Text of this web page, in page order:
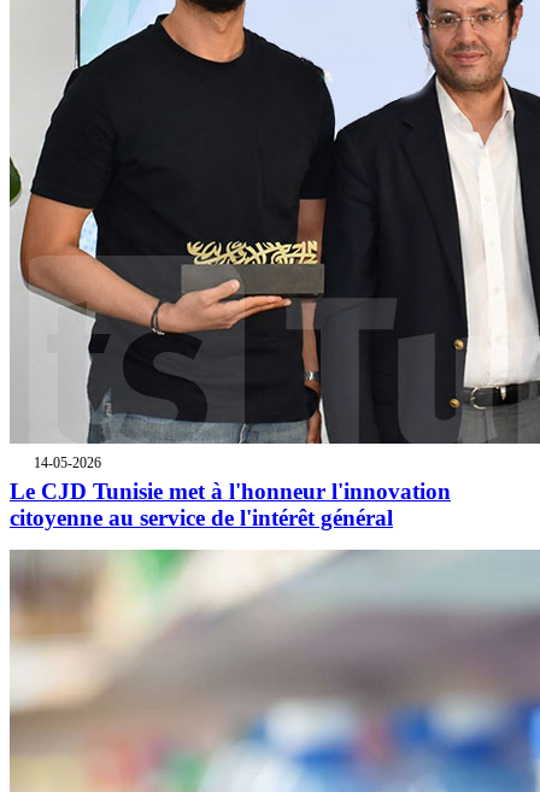
14-05-2026
Le CJD Tunisie met à l'honneur l'innovation
citoyenne au service de l'intérêt général